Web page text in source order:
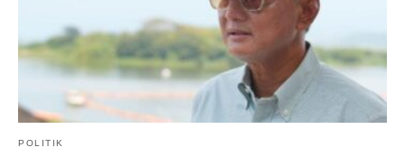
POLITIK